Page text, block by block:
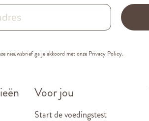
nieuwsbrief ga je akkoord met onze Privacy Policy.
Voor jou
Start de voedingstest